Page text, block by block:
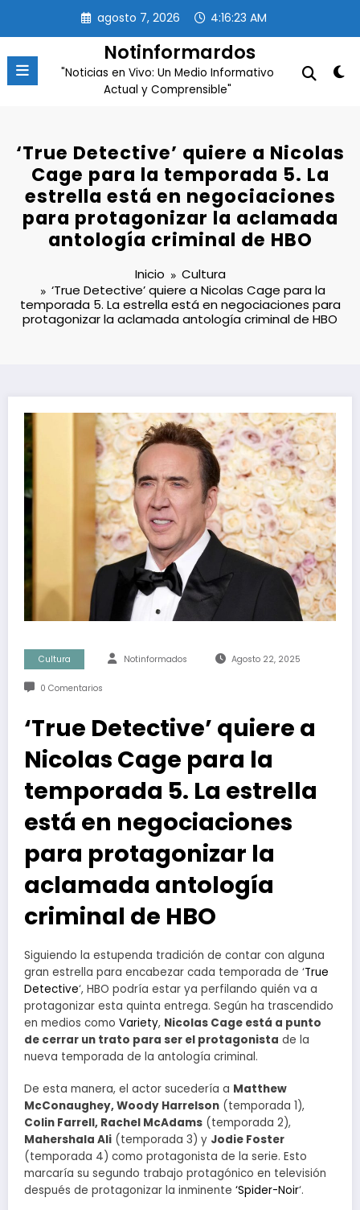
contenido
agosto 7, 2026 4:16:23 AM
Notinformardos
"Noticias en Vivo: Un Medio Informativo
Actual y Comprensible"
‘True Detective’ quiere a Nicolas
Cage para la temporada 5. La
estrella está en negociaciones
para protagonizar la aclamada
antología criminal de HBO
Inicio
Cultura
‘True Detective’ quiere a Nicolas Cage para la
temporada 5. La estrella está en negociaciones para
protagonizar la aclamada antología criminal de HBO
Cultura Notinformados Agosto 22, 2025
0 Comentarios
‘True Detective’ quiere a
Nicolas Cage para la
temporada 5. La estrella
está en negociaciones
para protagonizar la
aclamada antología
criminal de HBO
Siguiendo la estupenda tradición de contar con alguna
gran estrella para encabezar cada temporada de ‘True
Detective‘, HBO podría estar ya perfilando quién va a
protagonizar esta quinta entrega. Según ha trascendido
en medios como Variety, Nicolas Cage está a punto
de cerrar un trato para ser el protagonista de la
nueva temporada de la antología criminal.
De esta manera, el actor sucedería a Matthew
McConaughey, Woody Harrelson (temporada 1),
Colin Farrell, Rachel McAdams (temporada 2),
Mahershala Ali (temporada 3) y Jodie Foster
(temporada 4) como protagonista de la serie. Esto
marcaría su segundo trabajo protagónico en televisión
después de protagonizar la inminente ‘Spider-Noir‘.